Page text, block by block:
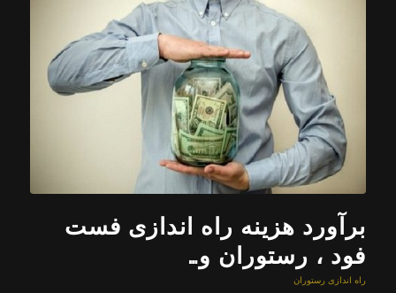
برآورد هزینه راه اندازی فست
فود ، رستوران و…
راه اندازی رستوران